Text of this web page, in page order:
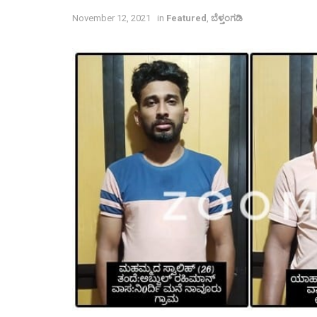
November 12, 2021 in Featured ಬೆಳ್ತಂಗಡಿ